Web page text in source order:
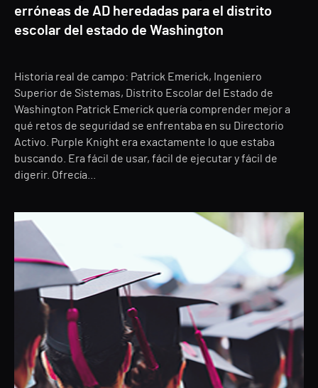
erróneas de AD heredadas para el distrito
escolar del estado de Washington
Historia real de campo: Patrick Emerick, Ingeniero
Superior de Sistemas, Distrito Escolar del Estado de
Washington Patrick Emerick quería comprender mejor a
qué retos de seguridad se enfrentaba en su Directorio
Activo. Purple Knight era exactamente lo que estaba
buscando. Era fácil de usar, fácil de ejecutar y fácil de
digerir. Ofrecía...